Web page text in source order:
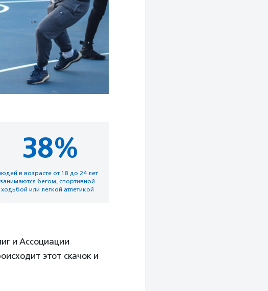
38%
в возрасте от 18 до 24 лет
занимаются бегом, спортивной
ходьбой или легкой атлетикой
и Ассоциации
этот скачок и